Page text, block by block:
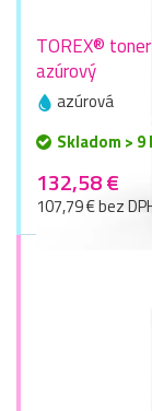
TOREX®
azúrový
azúrová
Skladom > 9
132,58 €
107,79 € bez